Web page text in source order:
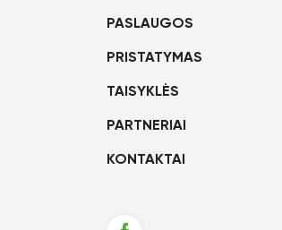
PASLAUGOS
PRISTATYMAS
TAISYKLĖS
PARTNERIAI
KONTAKTAI